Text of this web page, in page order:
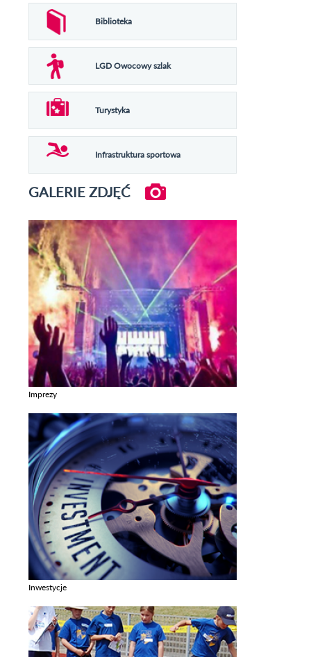
Biblioteka
LGD Owocowy szlak
Turystyka
Infrastruktura sportowa
GALERIE ZDJĘĆ
Imprezy
Inwestycje